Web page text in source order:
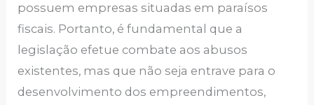
possuem empresas situadas em paraísos
fiscais. Portanto, é fundamental que a
legislação efetue combate aos abusos
existentes, mas que não seja entrave para o
desenvolvimento dos empreendimentos,